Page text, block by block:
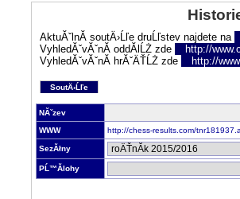
AktuĂˇlnĂ­ soutÄ›Ĺľe druĹľstev najdete na
VyhledĂˇvĂˇnĂ­ oddĂ­lĹŻ zde
http://
VyhledĂˇvĂˇnĂ­ hrĂˇÄŤĹŻ zde
http://
SoutÄ›Ĺľe
NĂˇzev
WWW
http://chess-results.com/
SezĂłny
PĹ™Ă­lohy